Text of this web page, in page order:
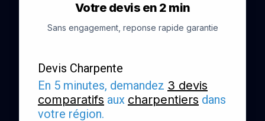
Votre devis en 2 min
Sans engagement, reponse rapide garantie
Devis Charpente
En 5 minutes, demandez 3 devis
comparatifs aux charpentiers dans
votre région.